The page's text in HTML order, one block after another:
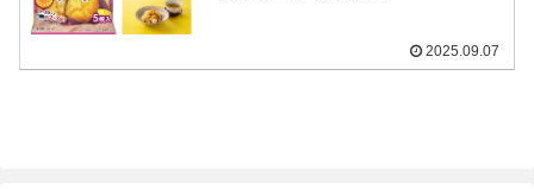
2025.09.07